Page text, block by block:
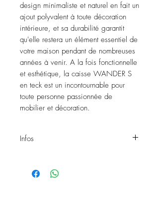
design minimaliste et naturel en fait un
ajout polyvalent à toute décoration
intérieure, et sa durabilité garantit
qu'elle restera un élément essentiel de
votre maison pendant de nombreuses
années à venir. A la fois fonctionnelle
et esthétique, la caisse WANDER S
en teck est un incontournable pour
toute personne passionnée de
mobilier et décoration.
Infos
Dimensions: L.26xl.17xh16cm